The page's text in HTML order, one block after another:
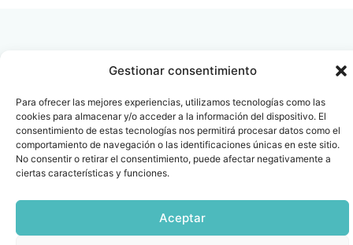
Gestionar consentimiento
Para ofrecer las mejores experiencias, utilizamos tecnologías como las
cookies para almacenar y/o acceder a la información del dispositivo. El
consentimiento de estas tecnologías nos permitirá procesar datos como el
comportamiento de navegación o las identificaciones únicas en este sitio.
No consentir o retirar el consentimiento, puede afectar negativamente a
ciertas características y funciones.
Aceptar
Contacto
info@fenin.es
C/ Villanueva, 20 - 1-
28001
915 759 800
Oficina Barcelona
Travesera de Gracia, 56 -
1º, 3ª 08006
932 014 655
privacidad